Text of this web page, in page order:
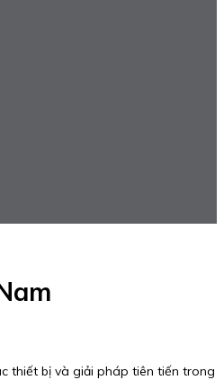
thiết bị và giải pháp tiên tiến trong